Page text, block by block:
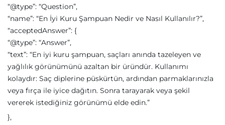
“@type”: “Question”,
“name”: “En İyi Kuru Şampuan Nedir ve Nasıl Kullanılır?”,
“acceptedAnswer”: {
“@type”: “Answer”,
“text”: “En iyi kuru şampuan, saçları anında tazeleyen ve
yağlılık görünümünü azaltan bir üründür. Kullanımı
kolaydır: Saç diplerine püskürtün, ardından parmaklarınızla
veya fırça ile iyice dağıtın. Sonra tarayarak veya şekil
vererek istediğiniz görünümü elde edin.”
},